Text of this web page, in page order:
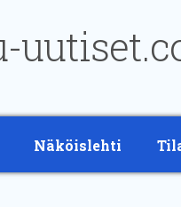
Näköislehti